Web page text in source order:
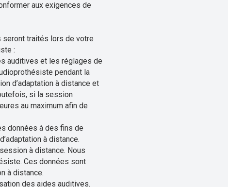
aux exigences de
seront traités lors de votre
:
auditives et les réglages de
pendant la
d’adaptation à distance et
si la session
au maximum afin de
données à des fins de
à distance.
à distance. Nous
Ces données sont
à distance.
des aides auditives.